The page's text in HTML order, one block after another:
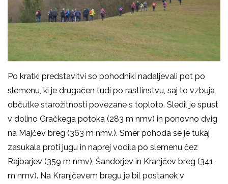
Po kratki predstavitvi so pohodniki nadaljevali pot po
slemenu, ki je drugačen tudi po rastlinstvu, saj to vzbuja
občutke starožitnosti povezane s toploto. Sledil je spust
v dolino Gračkega potoka (283 m nmv) in ponovno dvig
na Majčev breg (363 m nmv.). Smer pohoda se je tukaj
zasukala proti jugu in naprej vodila po slemenu čez
Rajbarjev (359 m nmv), Šandorjev in Kranjčev breg (341
m nmv). Na Kranjčevem bregu je bil postanek v